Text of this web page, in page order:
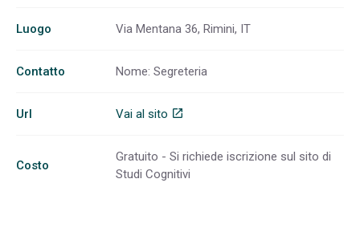
Luogo Via Mentana 36, Rimini, IT
Contatto Nome: Segreteria
Url Vai al sito open_in_new
Costo
Gratuito - Si richiede iscrizione sul sito di
Studi Cognitivi